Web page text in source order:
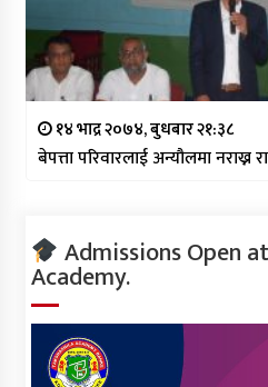
१४ भाद्र २०७४, बुधबार २१:३८
बेपत्ता परिवारलाई अन्यौलमा नराख्न
Admissions Open
Academy.